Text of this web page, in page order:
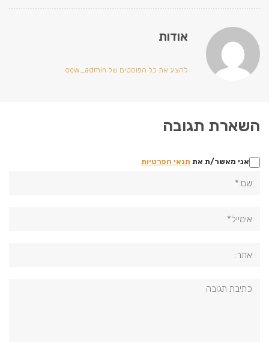
אודות
להציג את כל הפוסטים של ocw_admin
השארת תגובה
אני מאשר/ת את תנאי הפרטיות